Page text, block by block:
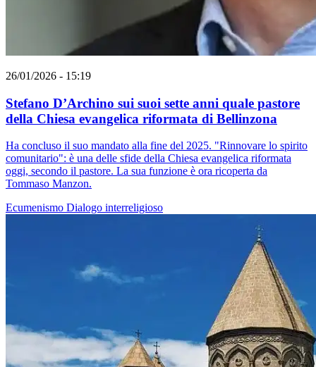
26/01/2026 - 15:19
Stefano D’Archino sui suoi sette anni quale pastore
della Chiesa evangelica riformata di Bellinzona
Ha concluso il suo mandato alla fine del 2025. "Rinnovare lo spirito
comunitario": è una delle sfide della Chiesa evangelica riformata
oggi, secondo il pastore. La sua funzione è ora ricoperta da
Tommaso Manzon.
Ecumenismo Dialogo interreligioso